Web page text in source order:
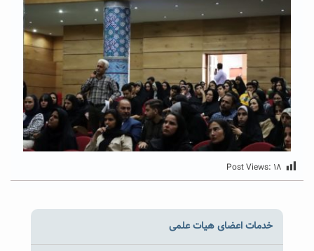
Post Views: ۱۸
خدمات اعضای هیات علمی